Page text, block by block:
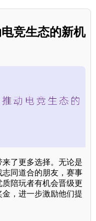
竞生态的新机
了更多选择。无论是
同道合的朋友，赛事
陪玩者有机会晋级更
，进一步激励他们提